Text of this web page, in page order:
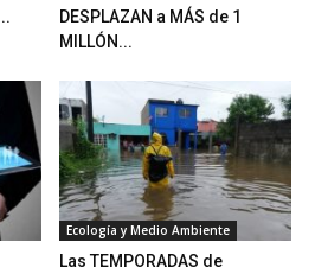
DESPLAZAN a MÁS de 1
MILLÓN...
Ecología y Medio Ambiente
Las TEMPORADAS de